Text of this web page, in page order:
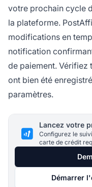
votre prochain cycle
la plateforme.
modifications en
notification
de paiement.
ont bien été
paramètres.
Lancez votre
Configurez le
carte de crédit
Démarrer